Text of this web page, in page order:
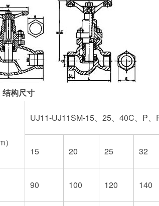
构尺寸
UJ11-UJ11SM-15、25、40C、P、
15 20 25 32
90 100 120 140